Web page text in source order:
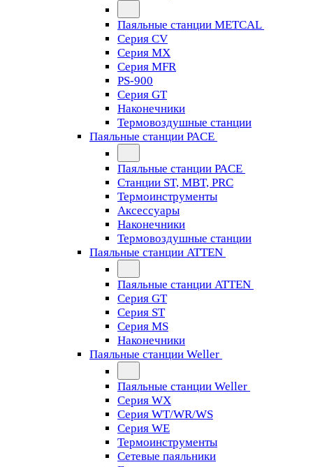
Паяльные станции METCAL
Серия CV
Серия MX
Серия MFR
PS-900
Серия GT
Наконечники
Термовоздушные станции
Паяльные станции PACE
Паяльные станции PACE
Станции ST, MBT, PRC
Термоинструменты
Аксессуары
Наконечники
Термовоздушные станции
Паяльные станции ATTEN
Паяльные станции ATTEN
Серия GT
Серия ST
Серия MS
Наконечники
Паяльные станции Weller
Паяльные станции Weller
Серия WX
Серия WT/WR/WS
Серия WE
Термоинструменты
Сетевые паяльники